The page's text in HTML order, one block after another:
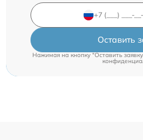
Оставить
Нажимая на кнопку "Оставить